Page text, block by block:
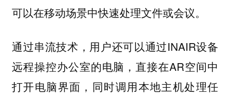
可以在移动场景中快速处理文件或会议。
通过串流技术，用户还可以通过INAIR设备
远程操控办公室的电脑，直接在AR空间中
打开电脑界面，同时调用本地主机处理任